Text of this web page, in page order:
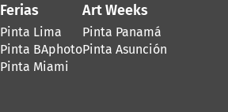
Ferias
Pinta Lima
Pinta BAphoto
Pinta Miami
Art Weeks
Pinta Panamá
Pinta Asunción